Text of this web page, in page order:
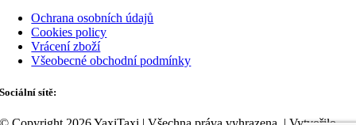
Ochrana osobních údajů
Cookies policy
Vrácení zboží
Všeobecné obchodní podmínky
Sociální sítě: